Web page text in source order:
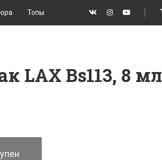
Instagram
Топы
LAX Bs113, 8 мл